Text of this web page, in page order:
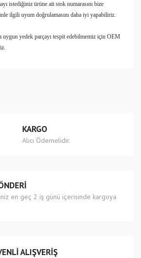
istediğiniz ürüne ait stok numarasını bize
ilgili uyum doğrulamasını daha iyi yapabiliriz.
uygun yedek parçayı tespit edebilmemiz için OEM
eksik bilgiler bulunuyor.
farklı alternatifler olmalı.
Gönder
KARGO
Alıcı Ödemelidir.
en geç 2 iş günü içerisinde kargoya
ALIŞVERİŞ